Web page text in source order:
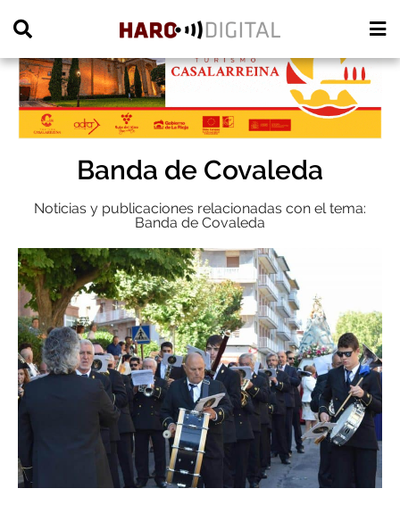
Banda de Covaleda
Noticias y publicaciones relacionadas con el tema:
Banda de Covaleda